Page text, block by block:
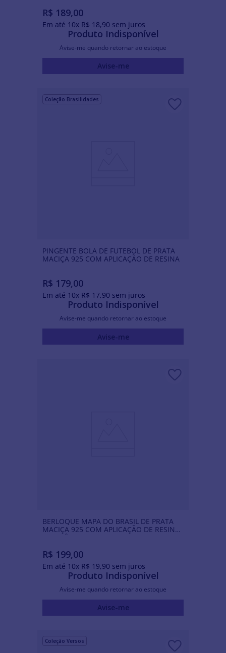
R$ 189,00
Em até 10x R$ 18,90 sem juros
Produto Indisponível
Avise-me quando retornar ao estoque
Avise-me
Coleção Brasilidades
PINGENTE BOLA DE FUTEBOL DE PRATA
MACIÇA 925 COM APLICAÇÃO DE RESINA
R$ 179,00
Em até 10x R$ 17,90 sem juros
Produto Indisponível
Avise-me quando retornar ao estoque
Avise-me
BERLOQUE MAPA DO BRASIL DE PRATA
MACIÇA 925 COM APLICAÇÃO DE RESINA
E ZIRCÔNIAS
R$ 199,00
Em até 10x R$ 19,90 sem juros
Produto Indisponível
Avise-me quando retornar ao estoque
Avise-me
Coleção Versos